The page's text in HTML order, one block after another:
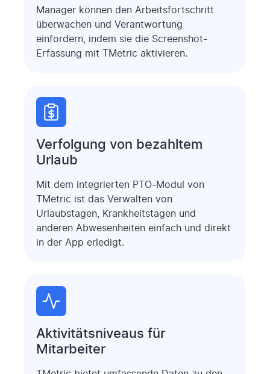
Manager können den Arbeitsfortschritt
überwachen und Verantwortung
einfordern, indem sie die Screenshot-
Erfassung mit TMetric aktivieren.
Verfolgung von bezahltem
Urlaub
Mit dem integrierten PTO-Modul von
TMetric ist das Verwalten von
Urlaubstagen, Krankheitstagen und
anderen Abwesenheiten einfach und direkt
in der App erledigt.
Aktivitätsniveaus für
Mitarbeiter